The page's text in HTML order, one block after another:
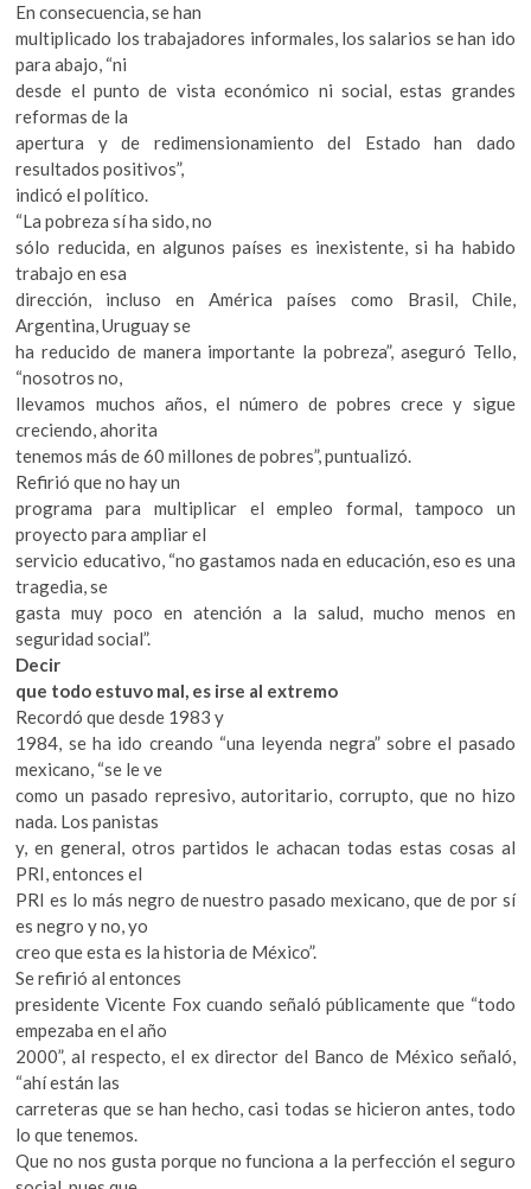
En consecuencia, se han
multiplicado los trabajadores informales, los salarios se han ido
para abajo, “ni
desde el punto de vista económico ni social, estas grandes
reformas de la
apertura y de redimensionamiento del Estado han dado
resultados positivos”,
indicó el político.
“La pobreza sí ha sido, no
sólo reducida, en algunos países es inexistente, si ha habido
trabajo en esa
dirección, incluso en América países como Brasil, Chile,
Argentina, Uruguay se
ha reducido de manera importante la pobreza”, aseguró Tello,
“nosotros no,
llevamos muchos años, el número de pobres crece y sigue
creciendo, ahorita
tenemos más de 60 millones de pobres”, puntualizó.
Refirió que no hay un
programa para multiplicar el empleo formal, tampoco un
proyecto para ampliar el
servicio educativo, “no gastamos nada en educación, eso es una
tragedia, se
gasta muy poco en atención a la salud, mucho menos en
seguridad social”.
Decir
que todo estuvo mal, es irse al extremo
Recordó que desde 1983 y
1984, se ha ido creando “una leyenda negra” sobre el pasado
mexicano, “se le ve
como un pasado represivo, autoritario, corrupto, que no hizo
nada. Los panistas
y, en general, otros partidos le achacan todas estas cosas al
PRI, entonces el
PRI es lo más negro de nuestro pasado mexicano, que de por sí
es negro y no, yo
creo que esta es la historia de México”.
Se refirió al entonces
presidente Vicente Fox cuando señaló públicamente que “todo
empezaba en el año
2000”, al respecto, el ex director del Banco de México señaló,
“ahí están las
carreteras que se han hecho, casi todas se hicieron antes, todo
lo que tenemos.
Que no nos gusta porque no funciona a la perfección el seguro